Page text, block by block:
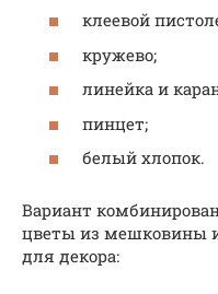
клеевой
кружево;
линейка и
пинцет;
белый хлопок.
Вариант
цветы из мешковины
для декора: